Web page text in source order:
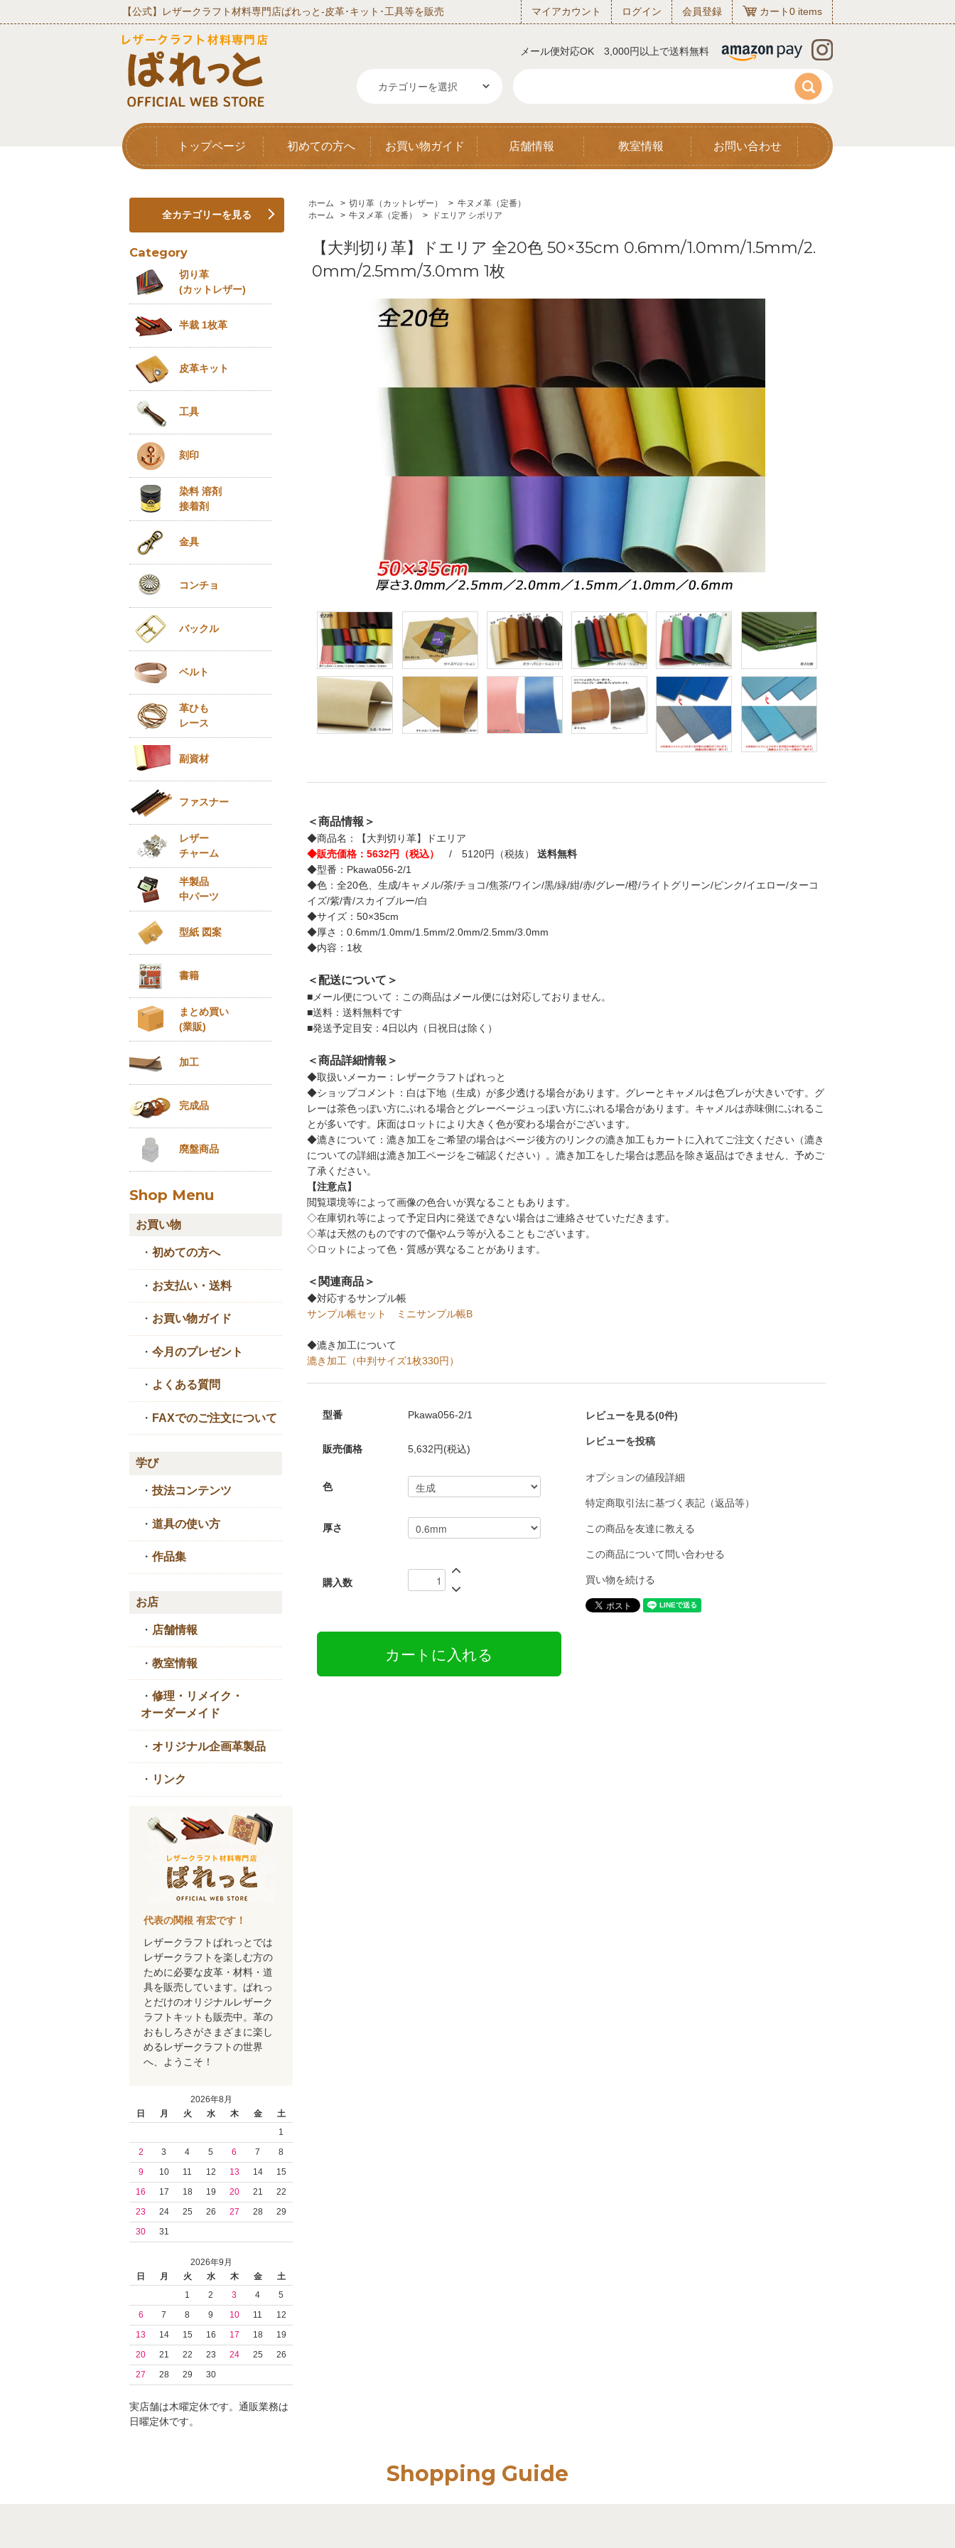
【公式】レザークラフト材料専門店ぱれっと‐皮革･キット･工具等を販売 マイアカウント ログイン 会員登録 カート0 items
メール便対応OK 3,000円以上で送料無料
トップページ 初めての方へ お買い物ガイド 店舗情報 教室情報 お問い合わせ
ホーム > 切り革（カットレザー） > 牛ヌメ革（定番）
ホーム
> 牛ヌメ革（定番） > ドエリア シボリア
【大判切り革】ドエリア 全20色 50×35cm 0.6mm/1.0mm/1.5mm/2.
0mm/2.5mm/3.0mm 1枚
＜商品情報＞
◆商品名：【大判切り革】ドエリア
◆販売価格：5632円（税込）
/ 5120円（税抜） 送料無料
◆型番：Pkawa056-2/1
◆色：全20色、生成/キャメル/茶/チョコ/焦茶/ワイン/黒/緑/紺/赤/グレー/橙/ライトグリーン/ピンク/イエロー/ターコ
イズ/紫/青/スカイブルー/白
◆サイズ：50×35cm
◆厚さ：0.6mm/1.0mm/1.5mm/2.0mm/2.5mm/3.0mm
◆内容：1枚
＜配送について＞
■メール便について：この商品はメール便には対応しておりません。
■送料：送料無料です
■発送予定目安：4日以内（日祝日は除く）
＜商品詳細情報＞
◆取扱いメーカー：レザークラフトぱれっと
◆ショップコメント：白は下地（生成）が多少透ける場合があります。グレーとキャメルは色ブレが大きいです。グ
レーは茶色っぽい方にぶれる場合とグレーベージュっぽい方にぶれる場合があります。キャメルは赤味側にぶれるこ
とが多いです。床面はロットにより大きく色が変わる場合がございます。
◆漉きについて：漉き加工をご希望の場合はページ後方のリンクの漉き加工もカートに入れてご注文ください（漉き
についての詳細は漉き加工ページをご確認ください）。漉き加工をした場合は悪品を除き返品はできません、予めご
了承ください。
【注意点】
閲覧環境等によって画像の色合いが異なることもあります。
◇在庫切れ等によって予定日内に発送できない場合はご連絡させていただきます。
◇革は天然のものですので傷やムラ等が入ることもございます。
◇ロットによって色・質感が異なることがあります。
＜関連商品＞
◆対応するサンプル帳
サンプル帳セット
ミニサンプル帳B
◆漉き加工について
漉き加工（中判サイズ1枚330円）
型番 Pkawa056-2/1
販売価格 5,632円(税込)
色
厚さ
購入数
レビューを見る(0件)
レビューを投稿
オプションの値段詳細
特定商取引法に基づく表記（返品等）
この商品を友達に教える
この商品について問い合わせる
買い物を続ける
全カテゴリーを見る
Category
切り革
(カットレザー)
半裁 1枚革
皮革キット
工具
刻印
染料 溶剤
接着剤
金具
コンチョ
バックル
ベルト
革ひも
レース
副資材
ファスナー
レザー
チャーム
半製品
中パーツ
型紙 図案
書籍
まとめ買い
(業販)
加工
完成品
廃盤商品
Shop Menu
お買い物
・ 初めての方へ
・ お支払い・送料
・ お買い物ガイド
・ 今月のプレゼント
・ よくある質問
・ FAXでのご注文について
学び
・ 技法コンテンツ
・ 道具の使い方
・ 作品集
お店
・ 店舗情報
・ 教室情報
・ 修理・リメイク・
オーダーメイド
・ オリジナル企画革製品
・ リンク
代表の関根 有宏です！
レザークラフトぱれっとでは
レザークラフトを楽しむ方の
ために必要な皮革・材料・道
具を販売しています。ぱれっ
とだけのオリジナルレザーク
ラフトキットも販売中。革の
おもしろさがさまざまに楽し
めるレザークラフトの世界
へ、ようこそ！
2026年8月
日
月 火 水 木 金
土
1
2
3 4 5 6 7
8
9
10 11 12 13 14
15
16
17 18 19 20 21
22
23
24 25 26 27 28
29
30
31
2026年9月
日
月 火 水 木 金
土
1
2 3 4
5
6
7 8 9 10 11
12
13
14 15 16 17 18
19
20
21 22 23 24 25
26
27
28 29 30
実店舗は木曜定休です。通販業務は
日曜定休です。
Shopping Guide